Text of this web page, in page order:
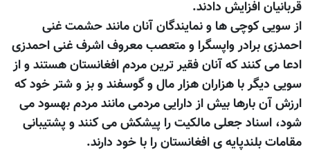
قربانیان افزایش دادند.
از سویی کوچی ها و نمايندگان آنان مانند حشمت غنی
احمدزی برادر واپسگرا و متعصب معروف اشرف غنی احمدزی
ادعا می کنند که آنان فقير ترين مردم افغانستان هستند و از
سویی ديگر با هزاران هزار مال و گوسفند و بز و شتر خود که
ارزش آن بارها بيش از دارايی مردمی مانند مردم بهسود می
شود، اسناد جعلی مالکيت را پيشکش می کنند و پشتيبانی
مقامات بلندپایه ی افغانستان را با خود دارند.